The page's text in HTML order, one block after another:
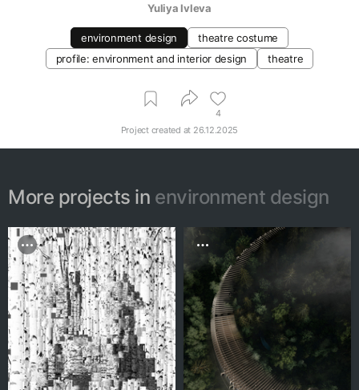
Yuliya Ivleva
environment design
theatre costume
profile: environment and interior design
theatre
4
Project created at 26.12.2025
More projects in environment design